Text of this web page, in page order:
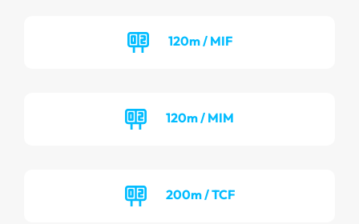
120m / MIF
120m / MIM
200m / TCF